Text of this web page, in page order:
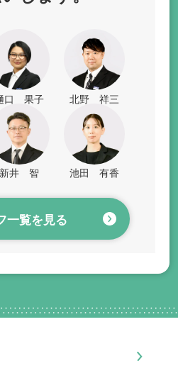
口 果子 北野 祥三
新井 智 池田 有香
一覧を見る